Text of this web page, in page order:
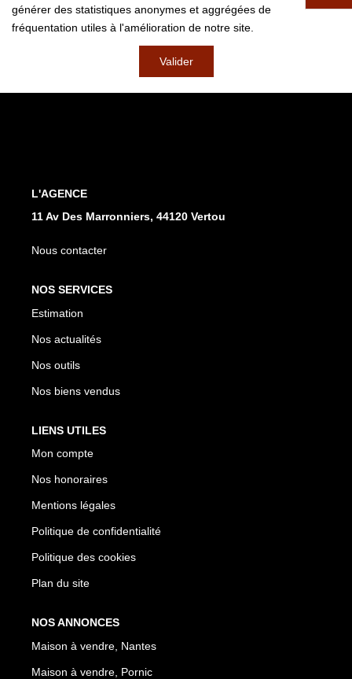
générer des statistiques anonymes et aggrégées de
fréquentation utiles à l'amélioration de notre site.
Valider
L'AGENCE
11 Av Des Marronniers, 44120 Vertou
Nous contacter
NOS SERVICES
Estimation
Nos actualités
Nos outils
Nos biens vendus
LIENS UTILES
Mon compte
Nos honoraires
Mentions légales
Politique de confidentialité
Politique des cookies
Plan du site
NOS ANNONCES
Maison à vendre, Nantes
Maison à vendre, Pornic